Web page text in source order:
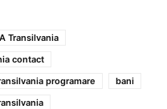
Transilvania
contact
programare
bani